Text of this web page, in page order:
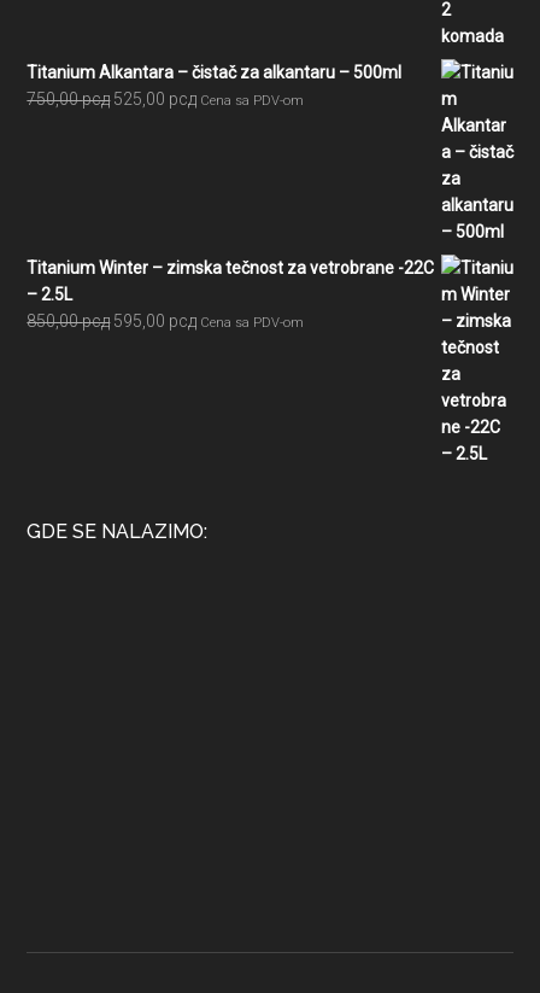
Titanium Alkantara – čistač za alkantaru – 500ml
750,00рсд Originalna
525,00 рсдTrenutna
Cena sa PDV-om
Titanium Winter – zimska tečnost za vetrobrane -22C
– 2.5L
850,00рсд Originalna
595,00 рсдTrenutna
Cena sa PDV-om
GDE SE NALAZIMO: